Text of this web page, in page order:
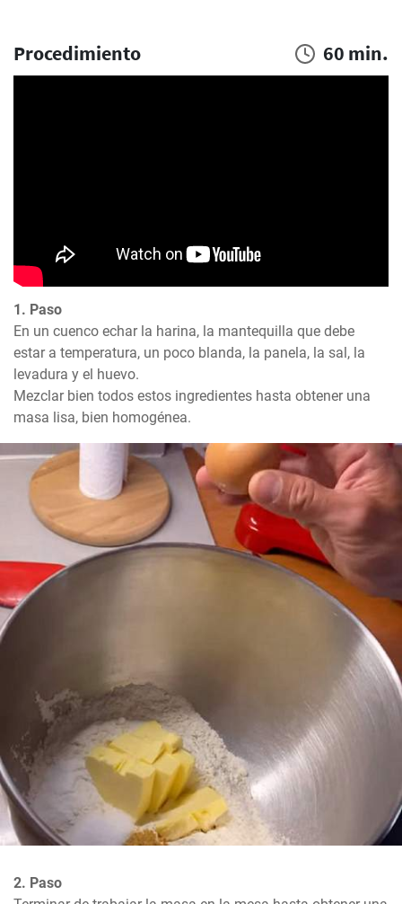
Procedimiento 60 min.
1. Paso
En un cuenco echar la harina, la mantequilla que debe
estar a temperatura, un poco blanda, la panela, la sal, la
levadura y el huevo.
Mezclar bien todos estos ingredientes hasta obtener una
masa lisa, bien homogénea.
2. Paso